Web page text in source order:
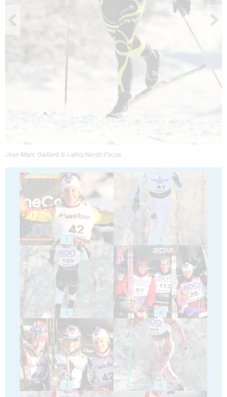
Jean Marc Gaillard © Laiho/NordicFocus
1 2
3 4
5 6